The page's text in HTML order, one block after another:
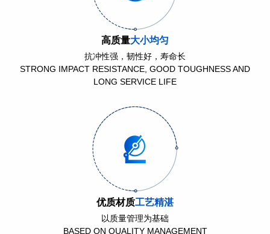
高质量大小均匀
抗冲性强，韧性好，寿命长
STRONG IMPACT RESISTANCE, GOOD TOUGHNESS AND
LONG SERVICE LIFE
优质材质工艺精湛
以质量管理为基础
BASED ON QUALITY MANAGEMENT